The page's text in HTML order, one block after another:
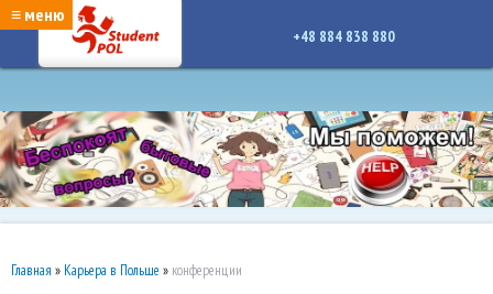
google-site-verification: google7a917c261df1566b.htmlgoogle-site-verification:
google7a917c261df1566b.html
≡ меню
+48 884 838 880
Главная » Карьера в Польше » конференции